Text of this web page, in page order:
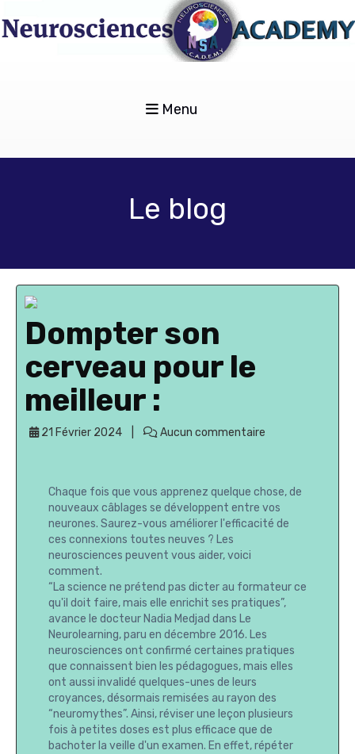
Menu
Le blog
Dompter son
cerveau pour le
meilleur :
21 Février 2024 Aucun commentaire
Chaque fois que vous apprenez quelque chose, de
nouveaux câblages se développent entre vos
neurones. Saurez-vous améliorer l'efficacité de
ces connexions toutes neuves ? Les
neurosciences peuvent vous aider, voici
comment.
“La science ne prétend pas dicter au formateur ce
qu'il doit faire, mais elle enrichit ses pratiques”,
avance le docteur Nadia Medjad dans Le
Neurolearning, paru en décembre 2016. Les
neurosciences ont confirmé certaines pratiques
que connaissent bien les pédagogues, mais elles
ont aussi invalidé quelques-unes de leurs
croyances, désormais remisées au rayon des
“neuromythes”. Ainsi, réviser une leçon plusieurs
fois à petites doses est plus efficace que de
bachoter la veille d'un examen. En effet, répéter